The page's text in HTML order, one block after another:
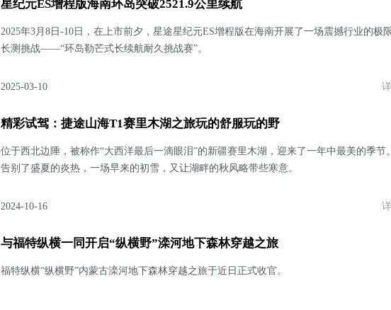
星纪元ES增程版海南环岛突破2521.9公里续航
2025年3月8日-10日，在上市前夕，星途星纪元ES增程版在海南开展了一场震撼行业的极
长测挑战——“环岛勒芒式长续航耐久挑战赛”。
2025-03-10
精彩试驾：捷途山海T1赛里木湖之旅玩的舒服玩的野
位于西北边陲，被称作“大西洋最后一滴眼泪”的新疆赛里木湖，迎来了一年中最美的季节。
告别了盛夏的炎热，一场早来的初雪，又让湖畔的秋风略带些寒意。
2024-10-16
与福特纵横一同开启“纵横野”滦河地下森林穿越之旅
福特纵横“纵横野”内蒙古滦河地下森林穿越之旅于近日正式收官。